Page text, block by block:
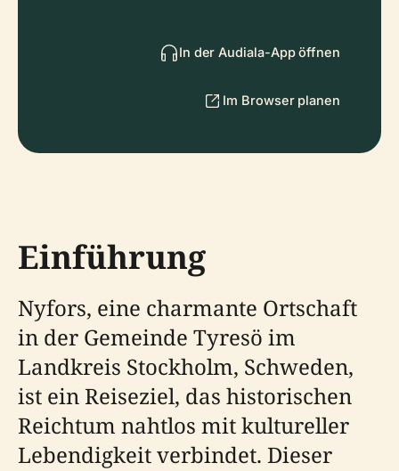
In der Audiala-App öffnen
Im Browser planen
Einführung
Nyfors, eine charmante Ortschaft
in der Gemeinde Tyresö im
Landkreis Stockholm, Schweden,
ist ein Reiseziel, das historischen
Reichtum nahtlos mit kultureller
Lebendigkeit verbindet. Dieser